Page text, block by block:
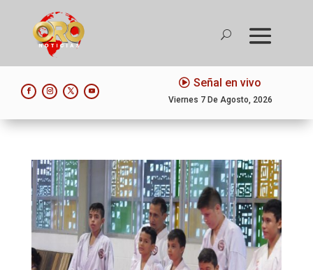
Señal en vivo
Viernes 7 De Agosto, 2026